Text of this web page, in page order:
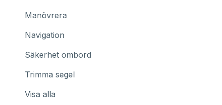
Manövrera
Navigation
Säkerhet ombord
Trimma segel
Visa alla